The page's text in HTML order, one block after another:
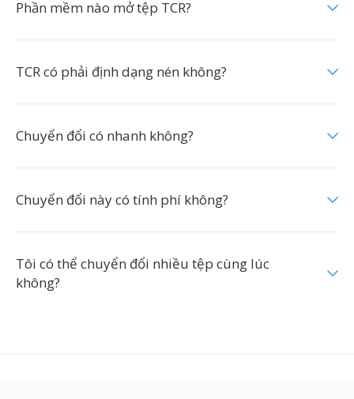
Phần mềm nào mở tệp TCR?
TCR có phải định dạng nén không?
Chuyển đổi có nhanh không?
Chuyển đổi này có tính phí không?
Tôi có thể chuyển đổi nhiều tệp cùng lúc
không?